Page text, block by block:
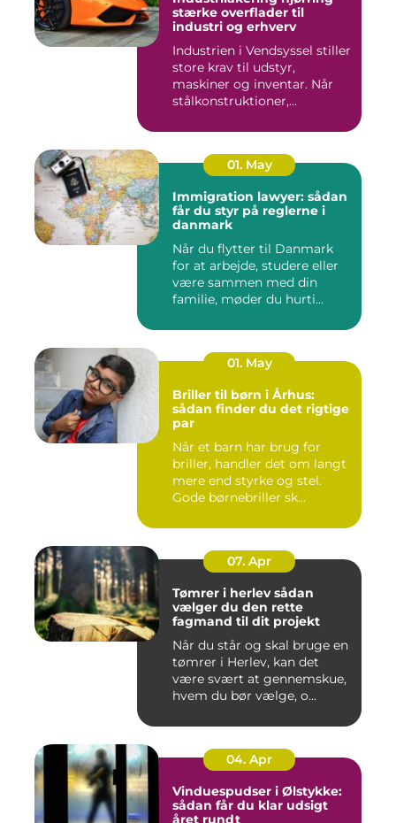
stærke overflader til
industri og erhverv
Industrien i Vendsyssel stiller
store krav til udstyr,
maskiner og inventar. Når
stålkonstruktioner,...
01. May
Immigration lawyer: sådan
får du styr på reglerne i
danmark
Når du flytter til Danmark
for at arbejde, studere eller
være sammen med din
familie, møder du hurti...
01. May
Briller til børn i Århus:
sådan finder du det rigtige
par
Når et barn har brug for
briller, handler det om langt
mere end styrke og stel.
Gode børnebriller sk...
07. Apr
Tømrer i herlev sådan
vælger du den rette
fagmand til dit projekt
Når du står og skal bruge en
tømrer i Herlev, kan det
være svært at gennemskue,
hvem du bør vælge, o...
04. Apr
Vinduespudser i Ølstykke:
sådan får du klar udsigt
året rundt